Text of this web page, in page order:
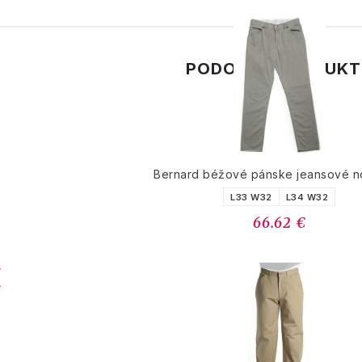
PODOBNÉ
Bernard béžové pánske jeansové
L33 W32 L34 W32
66.62 €